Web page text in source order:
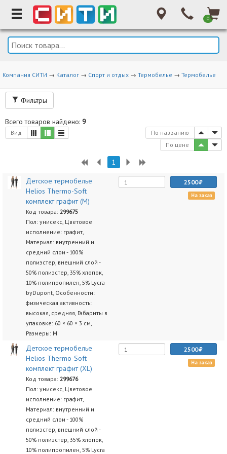
0
Компания СИТИ → Каталог → Спорт и отдых → Термобелье → Термобелье
Фильтры
Всего товаров найдено: 9
Вид
По названию
По цене
1
Детское термобелье
Helios Thermo-Soft
комплект графит (M)
Код товара: 299675
Пол: унисекс, Цветовое
исполнение: графит,
Материал: внутренний и
средний слои - 100%
полиэстер, внешний слой -
50% полиэстер, 35% хлопок,
10% полипропилен, 5% Lycra
byDupont, Особенности:
физическая активность:
высокая, средняя, Габариты в
упаковке: 60 × 60 × 3 см,
Размеры: M
2500
На заказ
Детское термобелье
Helios Thermo-Soft
комплект графит (XL)
Код товара: 299676
Пол: унисекс, Цветовое
исполнение: графит,
Материал: внутренний и
средний слои - 100%
полиэстер, внешний слой -
50% полиэстер, 35% хлопок,
10% полипропилен, 5% Lycra
2500
На заказ